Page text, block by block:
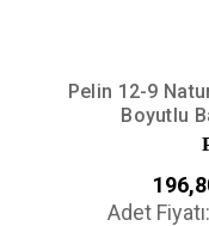
Pelin 12-9
Boyutlu
Adet